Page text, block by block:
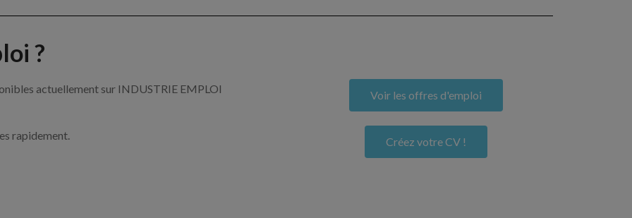
?
actuellement sur INDUSTRIE EMPLOI Voir les offres d'emploi
rapidement. Créez votre CV !